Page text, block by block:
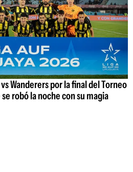
Wanderers por la final del Torneo
robó la noche con su magia